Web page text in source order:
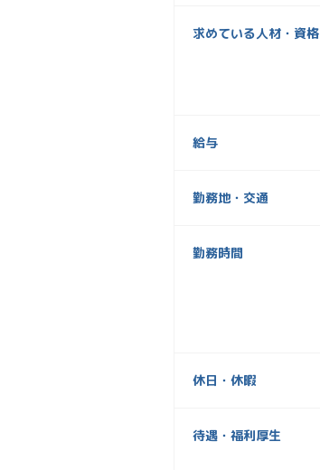
求めている人材・資格
給与
勤務地・交通
勤務時間
休日・休暇
待遇・福利厚生